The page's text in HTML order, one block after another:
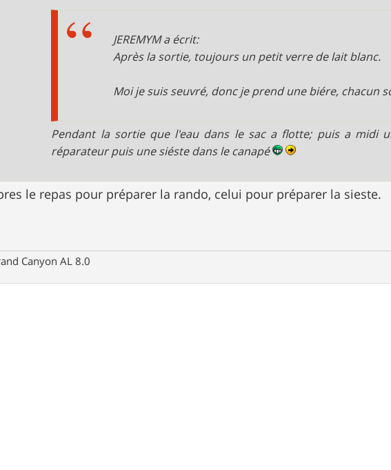
JEREMYM a écrit:
Après la sortie, toujours un petit verre de lait blanc.
Moi je suis seuvré, donc je prend une biére, chacun
Pendant la sortie que l'eau dans le sac a flotte; puis a midi
réparateur puis une siéste dans le canapé
le repas pour préparer la rando, celui pour préparer la sieste.
Canyon AL 8.0